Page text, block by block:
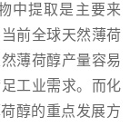
中提取是主要来
前全球天然薄荷
薄荷醇产量容易
工业需求。而化
醇的重点发展方